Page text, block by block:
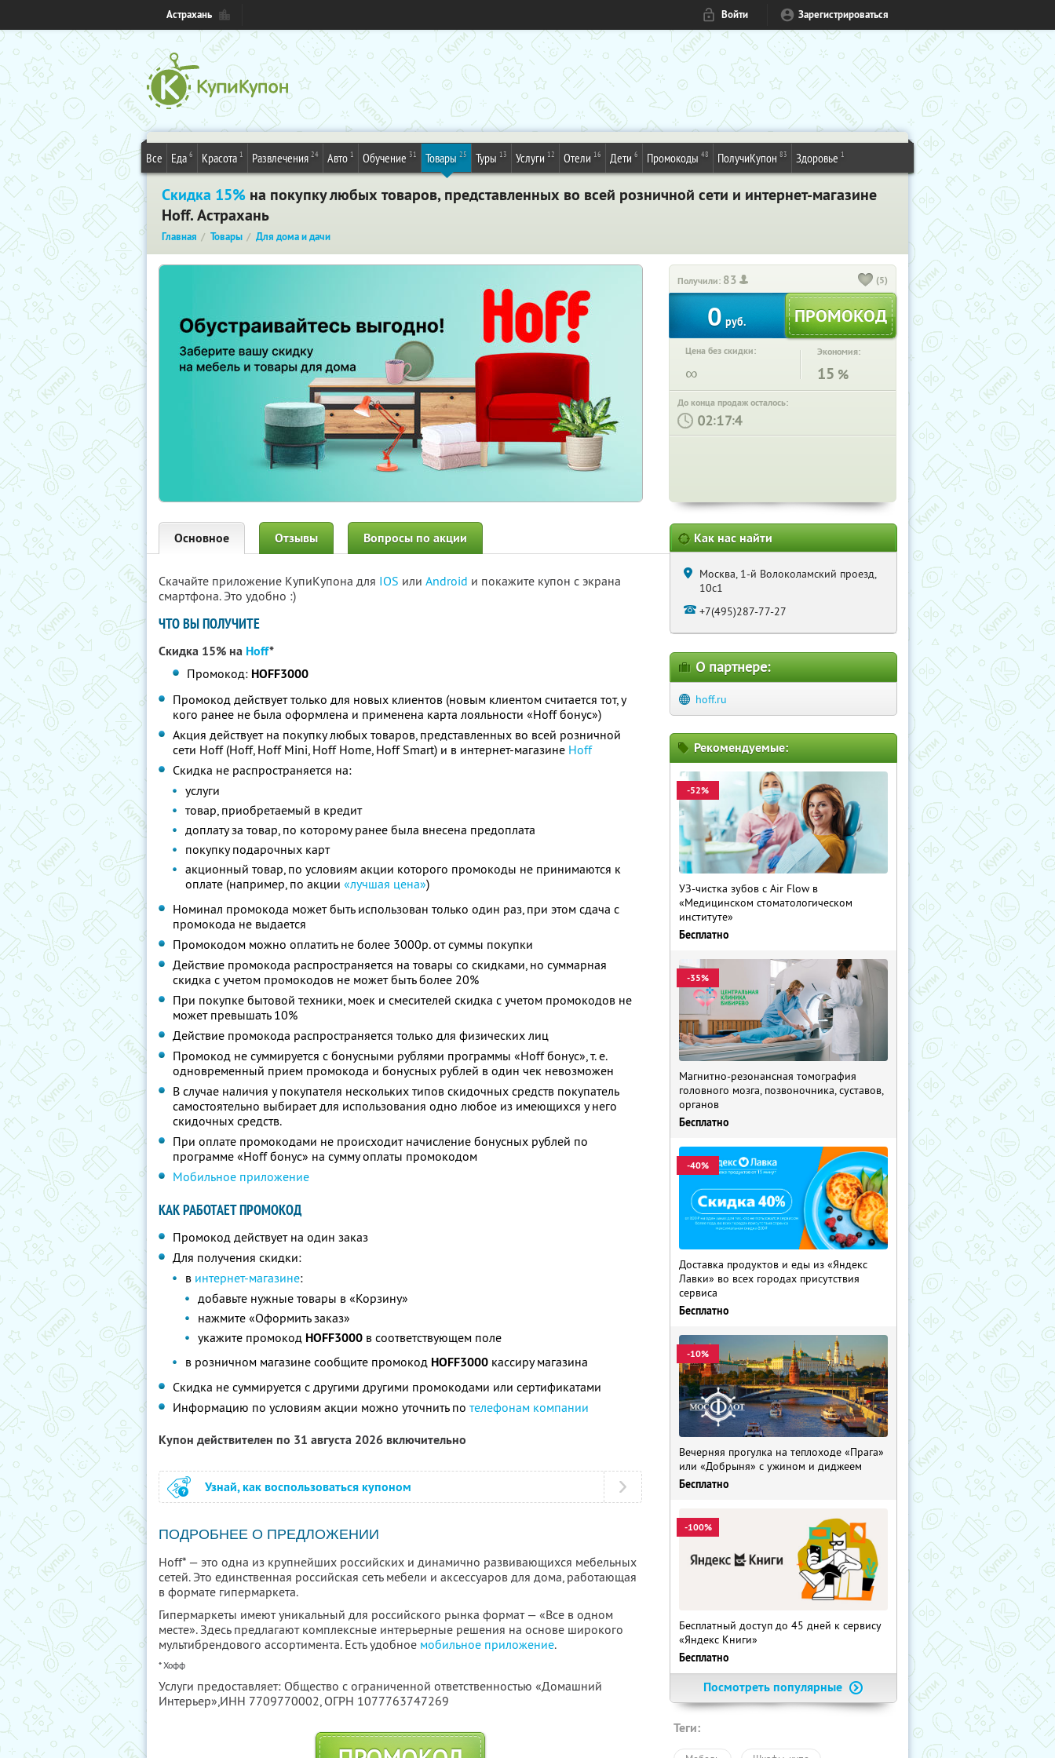
Астрахань Войти Зарегистрироваться
Все Еда 6 Красота 1 Развлечения 24 Авто 1 Обучение 31 Товары 25 Туры 13 Услуги 12 Отели 16 Дети 6 Промокоды 48 ПолучиКупон 83 Здоровье 1
Скидка 15% на покупку любых товаров, представленных во всей розничной сети и интернет-магазине
Hoff. Астрахань
Главная Товары Для дома и дачи
Получили: 83 (5)
0 руб.
Цена без скидки:
∞
Экономия:
15 %
До конца продаж осталось:
: :
Основное Отзывы Вопросы по акции
Скачайте приложение КупиКупона для IOS или Android и покажите купон с экрана
смартфона. Это удобно :)
ЧТО ВЫ ПОЛУЧИТЕ
Скидка 15% на Hoff*
Промокод: HOFF3000
Промокод действует только для новых клиентов (новым клиентом считается тот, у
кого ранее не была оформлена и применена карта лояльности «Hoff бонус»)
Акция действует на покупку любых товаров, представленных во всей розничной
сети Hoff (Hoff, Hoff Mini, Hoff Home, Hoff Smart) и в интернет-магазине Hoff
Скидка не распространяется на:
услуги
товар, приобретаемый в кредит
доплату за товар, по которому ранее была внесена предоплата
покупку подарочных карт
акционный товар, по условиям акции которого промокоды не принимаются к
оплате (например, по акции «лучшая цена»)
Номинал промокода может быть использован только один раз, при этом сдача с
промокода не выдается
Промокодом можно оплатить не более 3000р. от суммы покупки
Действие промокода распространяется на товары со скидками, но суммарная
скидка с учетом промокодов не может быть более 20%
При покупке бытовой техники, моек и смесителей скидка с учетом промокодов не
может превышать 10%
Действие промокода распространяется только для физических лиц
Промокод не суммируется с бонусными рублями программы «Hoff бонус», т. е.
одновременный прием промокода и бонусных рублей в один чек невозможен
В случае наличия у покупателя нескольких типов скидочных средств покупатель
самостоятельно выбирает для использования одно любое из имеющихся у него
скидочных средств.
При оплате промокодами не происходит начисление бонусных рублей по
программе «Hoff бонус» на сумму оплаты промокодом
Мобильное приложение
КАК РАБОТАЕТ ПРОМОКОД
Промокод действует на один заказ
Для получения скидки:
в интернет-магазине:
добавьте нужные товары в «Корзину»
нажмите «Оформить заказ»
укажите промокод HOFF3000 в соответствующем поле
в розничном магазине сообщите промокод HOFF3000 кассиру магазина
Скидка не суммируется с другими другими промокодами или сертификатами
Информацию по условиям акции можно уточнить по телефонам компании
Купон действителен по 31 августа 2026 включительно
Узнай, как воспользоваться купоном
ПОДРОБНЕЕ О ПРЕДЛОЖЕНИИ
Hoff* — это одна из крупнейших российских и динамично развивающихся мебельных
сетей. Это единственная российская сеть мебели и аксессуаров для дома, работающая
в формате гипермаркета.
Гипермаркеты имеют уникальный для российского рынка формат — «Все в одном
месте». Здесь предлагают комплексные интерьерные решения на основе широкого
мультибрендового ассортимента. Есть удобное мобильное приложение.
* Хофф
Услуги предоставляет: Общество с ограниченной ответственностью «Домашний
Интерьер»,ИНН 7709770002, ОГРН 1077763747269
Как нас найти
Москва, 1-й Волоколамский проезд,
10с1
+7(495)287-77-27
О партнере:
hoff.ru
Рекомендуемые:
-52%
УЗ-чистка зубов с Air Flow в
«Медицинском стоматологическом
институте»
Бесплатно
-35%
Магнитно-резонансная томография
головного мозга, позвоночника, суставов,
органов
Бесплатно
-40%
Доставка продуктов и еды из «Яндекс
Лавки» во всех городах присутствия
сервиса
Бесплатно
-10%
Вечерняя прогулка на теплоходе «Прага»
или «Добрыня» с ужином и диджеем
Бесплатно
-100%
Бесплатный доступ до 45 дней к сервису
«Яндекс Книги»
Бесплатно
Посмотреть популярные
Теги: